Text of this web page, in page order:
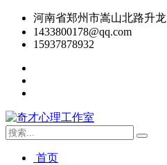
河南省郑州市嵩山北路升
1433800178@qq.com
15937878932
首页